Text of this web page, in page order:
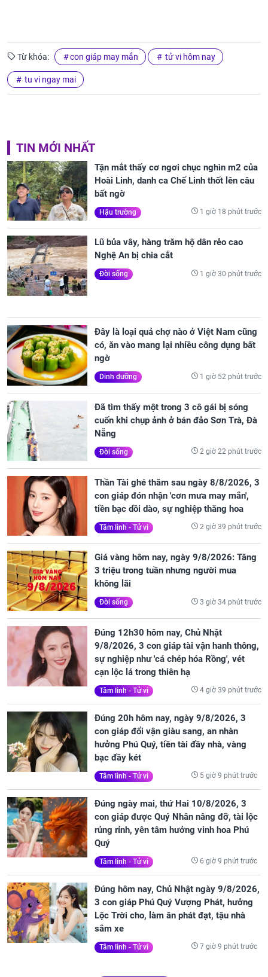
Từ khóa: con giáp may mắn tử vi hôm nay
tu vi ngay mai
TIN MỚI NHẤT
Tận mắt thấy cơ ngơi chục nghìn m2 của
Hoài Linh, danh ca Chế Linh thốt lên câu
bất ngờ
Hậu trường 1 giờ 18 phút trước
Lũ bủa vây, hàng trăm hộ dân rẻo cao
Nghệ An bị chia cắt
Đời sống 1 giờ 30 phút trước
Đây là loại quả chợ nào ở Việt Nam cũng
có, ăn vào mang lại nhiều công dụng bất
ngờ
Dinh dưỡng 1 giờ 52 phút trước
Đã tìm thấy một trong 3 cô gái bị sóng
cuốn khi chụp ảnh ở bán đảo Sơn Trà, Đà
Nẵng
Đời sống 2 giờ 22 phút trước
Thần Tài ghé thăm sau ngày 8/8/2026, 3
con giáp đón nhận 'cơn mưa may mắn',
tiền bạc dồi dào, sự nghiệp thăng hoa
Tâm linh - Tử vi 2 giờ 39 phút trước
Giá vàng hôm nay, ngày 9/8/2026: Tăng
3 triệu trong tuần nhưng người mua
không lãi
Đời sống 3 giờ 34 phút trước
Đúng 12h30 hôm nay, Chủ Nhật
9/8/2026, 3 con giáp tài vận hanh thông,
sự nghiệp như 'cá chép hóa Rồng', vét
cạn lộc lá trong thiên hạ
Tâm linh - Tử vi 4 giờ 39 phút trước
Đúng 20h hôm nay, ngày 9/8/2026, 3
con giáp đổi vận giàu sang, an nhàn
hưởng Phú Quý, tiền tài đầy nhà, vàng
bạc đầy két
Tâm linh - Tử vi 5 giờ 9 phút trước
Đúng ngày mai, thứ Hai 10/8/2026, 3
con giáp được Quý Nhân nâng đỡ, tài lộc
rủng rỉnh, yên tâm hưởng vinh hoa Phú
Quý
Tâm linh - Tử vi 6 giờ 9 phút trước
Đúng hôm nay, Chủ Nhật ngày 9/8/2026,
3 con giáp Phú Quý Vượng Phát, hưởng
Lộc Trời cho, làm ăn phát đạt, tậu nhà
sắm xe
Tâm linh - Tử vi 7 giờ 9 phút trước